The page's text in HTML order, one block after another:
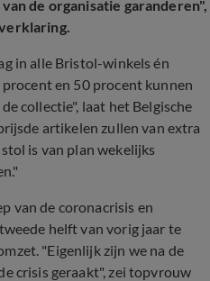
de organisatie garanderen",
in alle Bristol-winkels én
en 50 procent kunnen
collectie", laat het Belgische
artikelen zullen van extra
is van plan wekelijks
van de coronacrisis en
helft van vorig jaar te
"Eigenlijk zijn we na de
crisis geraakt", zei topvrouw